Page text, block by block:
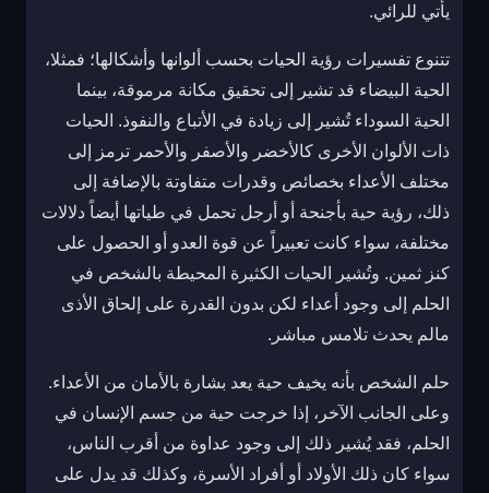
يأتي للرائي.
تتنوع تفسيرات رؤية الحيات بحسب ألوانها وأشكالها؛ فمثلا،
الحية البيضاء قد تشير إلى تحقيق مكانة مرموقة، بينما
الحية السوداء تُشير إلى زيادة في الأتباع والنفوذ. الحيات
ذات الألوان الأخرى كالأخضر والأصفر والأحمر ترمز إلى
مختلف الأعداء بخصائص وقدرات متفاوتة بالإضافة إلى
ذلك، رؤية حية بأجنحة أو أرجل تحمل في طياتها أيضاً دلالات
مختلفة، سواء كانت تعبيراً عن قوة العدو أو الحصول على
كنز ثمين. وتُشير الحيات الكثيرة المحيطة بالشخص في
الحلم إلى وجود أعداء لكن بدون القدرة على إلحاق الأذى
مالم يحدث تلامس مباشر.
حلم الشخص بأنه يخيف حية يعد بشارة بالأمان من الأعداء.
وعلى الجانب الآخر، إذا خرجت حية من جسم الإنسان في
الحلم، فقد يُشير ذلك إلى وجود عداوة من أقرب الناس،
سواء كان ذلك الأولاد أو أفراد الأسرة، وكذلك قد يدل على